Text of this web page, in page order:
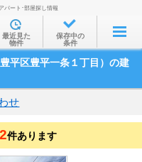
駅から
から
学時間から
集から
パート･部屋探し情報
最近見た
物件
保存中の
条件
平区豊平一条１丁目）の建
せ
件あります